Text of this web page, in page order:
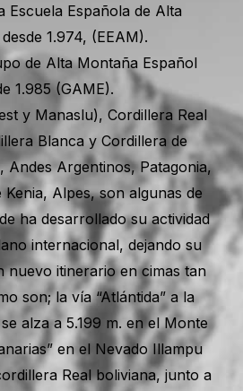
Escuela Española de Alta
1.974, (EEAM).
de Alta Montaña Español
1.985 (GAME).
y Manaslu), Cordillera Real
Blanca y Cordillera de
Andes Argentinos, Patagonia,
Alpes, son algunas de
ha desarrollado su actividad
internacional, dejando su
nuevo itinerario en cimas tan
son; la vía “Atlántida” a la
alza a 5.199 m. en el Monte
en el Nevado Illampu
Real boliviana, junto a